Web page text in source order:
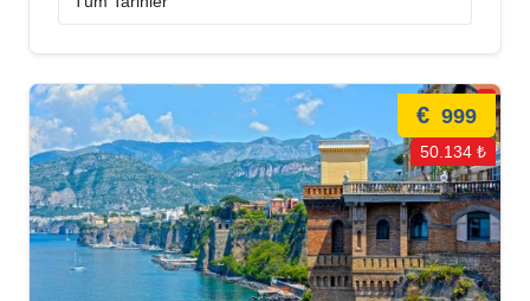
€ 999
50.134 ₺